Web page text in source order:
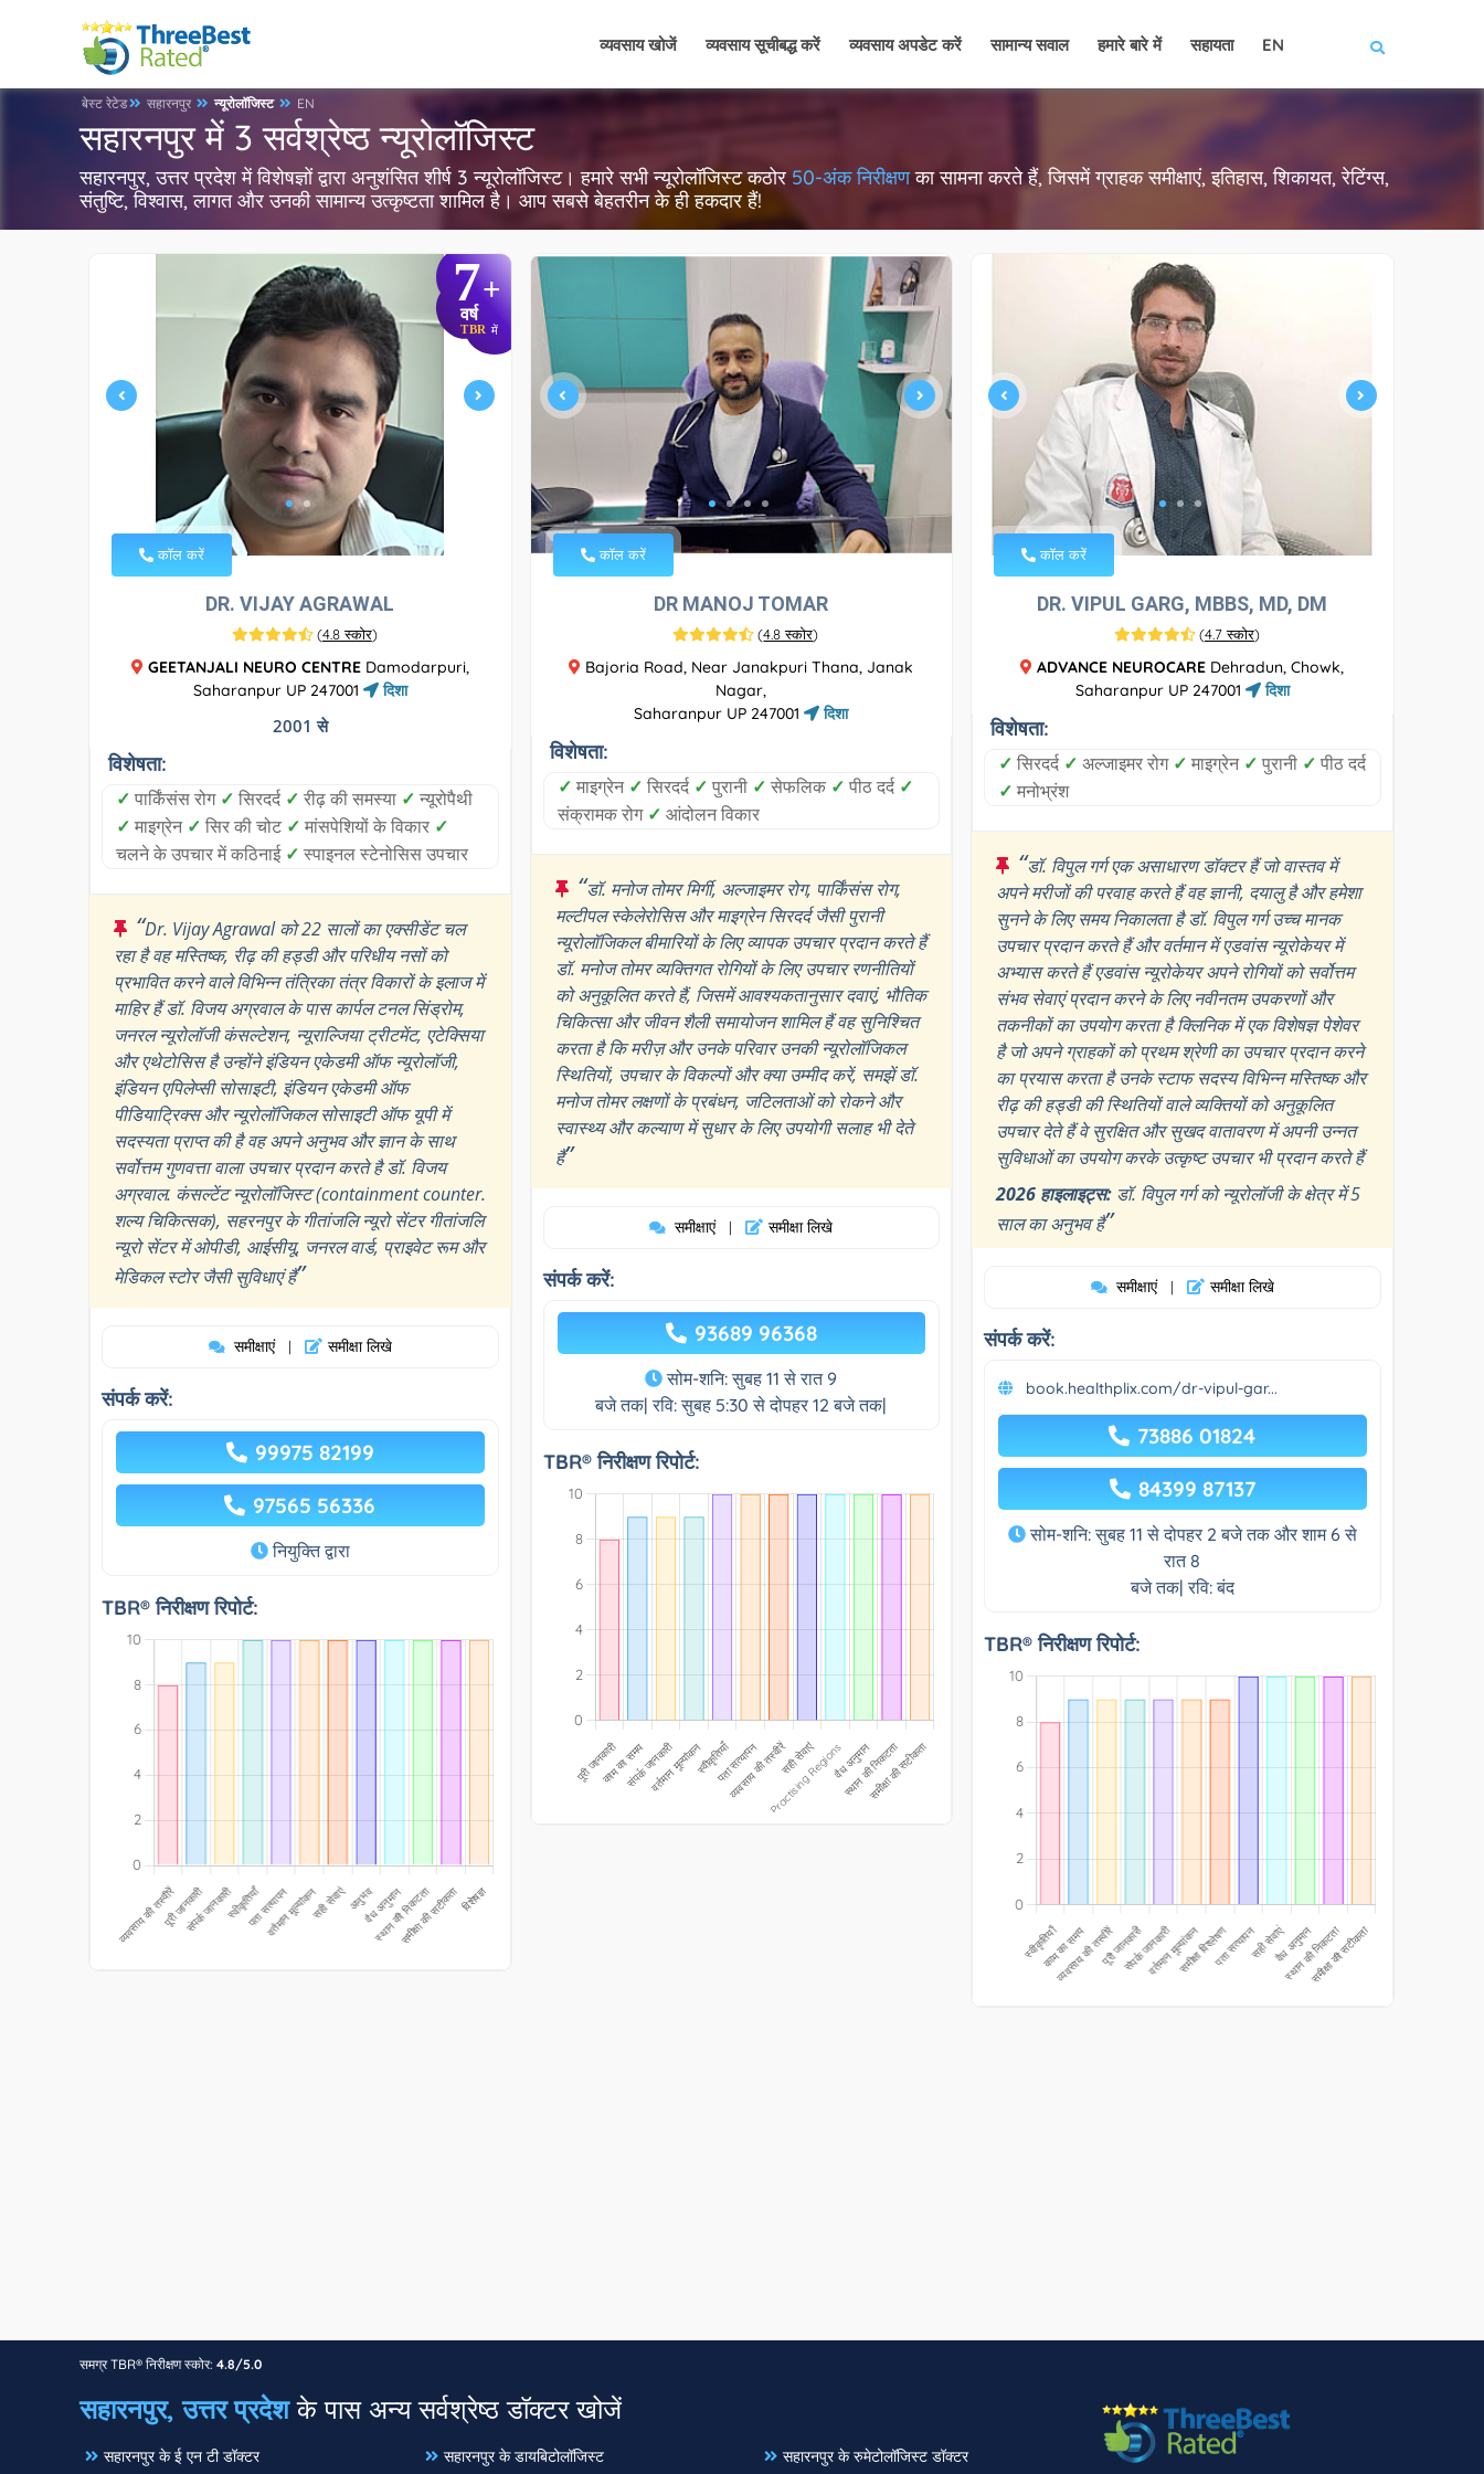
व्यवसाय खोजें व्यवसाय सूचीबद्ध करें व्यवसाय अपडेट करें सामान्य सवाल हमारे बारे में सहायता EN
बेस्ट रेटेड सहारनपुर न्यूरोलॉजिस्ट EN
सहारनपुर में 3 सर्वश्रेष्ठ न्यूरोलॉजिस्ट
सहारनपुर, उत्तर प्रदेश में विशेषज्ञों द्वारा अनुशंसित शीर्ष 3 न्यूरोलॉजिस्ट। हमारे सभी न्यूरोलॉजिस्ट कठोर 50-अंक निरीक्षणका सामना करते हैं, जिसमें ग्राहक समीक्षाएं, इतिहास, शिकायत, रेटिंग्स,
संतुष्टि, विश्वास, लागत और उनकी सामान्य उत्कृष्टता शामिल है। आप सबसे बेहतरीन के ही हकदार हैं!
7+
वर्ष
TBR में
कॉल करें
DR. VIJAY AGRAWAL
(4.8 स्कोर)
GEETANJALI NEURO CENTREDamodarpuri,
Saharanpur UP 247001
दिशा
2001 से
विशेषता:
✓ पार्किंसंस रोग ✓ सिरदर्द ✓ रीढ़ की समस्या ✓ न्यूरोपैथी
✓ माइग्रेन ✓ सिर की चोट ✓ मांसपेशियों के विकार ✓
चलने के उपचार में कठिनाई ✓ स्पाइनल स्टेनोसिस उपचार
“Dr. Vijay Agrawal को 22 सालों का एक्सीडेंट चल
रहा है वह मस्तिष्क, रीढ़ की हड्डी और परिधीय नसों को
प्रभावित करने वाले विभिन्न तंत्रिका तंत्र विकारों के इलाज में
माहिर हैं डॉ. विजय अग्रवाल के पास कार्पल टनल सिंड्रोम,
जनरल न्यूरोलॉजी कंसल्टेशन, न्यूराल्जिया ट्रीटमेंट, एटेक्सिया
और एथेटोसिस है उन्होंने इंडियन एकेडमी ऑफ न्यूरोलॉजी,
इंडियन एपिलेप्सी सोसाइटी, इंडियन एकेडमी ऑफ
पीडियाट्रिक्स और न्यूरोलॉजिकल सोसाइटी ऑफ यूपी में
सदस्यता प्राप्त की है वह अपने अनुभव और ज्ञान के साथ
सर्वोत्तम गुणवत्ता वाला उपचार प्रदान करते है डॉ. विजय
अग्रवाल. कंसल्टेंट न्यूरोलॉजिस्ट (containment counter.
शल्य चिकित्सक), सहरनपुर के गीतांजलि न्यूरो सेंटर गीतांजलि
न्यूरो सेंटर में ओपीडी, आईसीयू, जनरल वार्ड, प्राइवेट रूम और
मेडिकल स्टोर जैसी सुविधाएं हैं”
समीक्षाएं | समीक्षा लिखे
संपर्क करें:
99975 82199
97565 56336
नियुक्ति द्वारा
TBR® निरीक्षण रिपोर्ट:
कॉल करें
DR MANOJ TOMAR
(4.8 स्कोर)
Bajoria Road, Near Janakpuri Thana, Janak
Nagar,
Saharanpur UP 247001
दिशा
विशेषता:
✓ माइग्रेन ✓ सिरदर्द ✓ पुरानी ✓ सेफलिक ✓ पीठ दर्द ✓
संक्रामक रोग ✓ आंदोलन विकार
“डॉ. मनोज तोमर मिर्गी, अल्जाइमर रोग, पार्किंसंस रोग,
मल्टीपल स्केलेरोसिस और माइग्रेन सिरदर्द जैसी पुरानी
न्यूरोलॉजिकल बीमारियों के लिए व्यापक उपचार प्रदान करते हैं
डॉ. मनोज तोमर व्यक्तिगत रोगियों के लिए उपचार रणनीतियों
को अनुकूलित करते हैं, जिसमें आवश्यकतानुसार दवाएं, भौतिक
चिकित्सा और जीवन शैली समायोजन शामिल हैं वह सुनिश्चित
करता है कि मरीज़ और उनके परिवार उनकी न्यूरोलॉजिकल
स्थितियों, उपचार के विकल्पों और क्या उम्मीद करें, समझें डॉ.
मनोज तोमर लक्षणों के प्रबंधन, जटिलताओं को रोकने और
स्वास्थ्य और कल्याण में सुधार के लिए उपयोगी सलाह भी देते
हैं”
समीक्षाएं | समीक्षा लिखे
संपर्क करें:
93689 96368
सोम-शनि: सुबह 11 से रात 9
बजे तक| रवि: सुबह 5:30 से दोपहर 12 बजे तक|
TBR® निरीक्षण रिपोर्ट:
कॉल करें
DR. VIPUL GARG, MBBS, MD, DM
(4.7 स्कोर)
ADVANCE NEUROCARE Dehradun, Chowk,
Saharanpur UP 247001
दिशा
विशेषता:
✓ सिरदर्द ✓ अल्जाइमर रोग ✓ माइग्रेन ✓ पुरानी ✓ पीठ दर्द
✓ मनोभ्रंश
“डॉ. विपुल गर्ग एक असाधारण डॉक्टर हैं जो वास्तव में
अपने मरीजों की परवाह करते हैं वह ज्ञानी, दयालु है और हमेशा
सुनने के लिए समय निकालता है डॉ. विपुल गर्ग उच्च मानक
उपचार प्रदान करते हैं और वर्तमान में एडवांस न्यूरोकेयर में
अभ्यास करते हैं एडवांस न्यूरोकेयर अपने रोगियों को सर्वोत्तम
संभव सेवाएं प्रदान करने के लिए नवीनतम उपकरणों और
तकनीकों का उपयोग करता है क्लिनिक में एक विशेषज्ञ पेशेवर
है जो अपने ग्राहकों को प्रथम श्रेणी का उपचार प्रदान करने
का प्रयास करता है उनके स्टाफ सदस्य विभिन्न मस्तिष्क और
रीढ़ की हड्डी की स्थितियों वाले व्यक्तियों को अनुकूलित
उपचार देते हैं वे सुरक्षित और सुखद वातावरण में अपनी उन्नत
सुविधाओं का उपयोग करके उत्कृष्ट उपचार भी प्रदान करते हैं
2026 हाइलाइट्स: डॉ. विपुल गर्ग को न्यूरोलॉजी के क्षेत्र में 5
साल का अनुभव है”
समीक्षाएं | समीक्षा लिखे
संपर्क करें:
book.healthplix.com/dr-vipul-gar...
73886 01824
84399 87137
सोम-शनि: सुबह 11 से दोपहर 2 बजे तक और शाम 6 से
रात 8
बजे तक| रवि: बंद
TBR® निरीक्षण रिपोर्ट:
समग्र TBR® निरीक्षण स्कोर: 4.8/5.0
सहारनपुर, उत्तर प्रदेशके पास अन्य सर्वश्रेष्ठ डॉक्टर खोजें
सहारनपुर के ई एन टी डॉक्टर सहारनपुर के डायबिटोलॉजिस्ट सहारनपुर के रुमेटोलॉजिस्ट डॉक्टर